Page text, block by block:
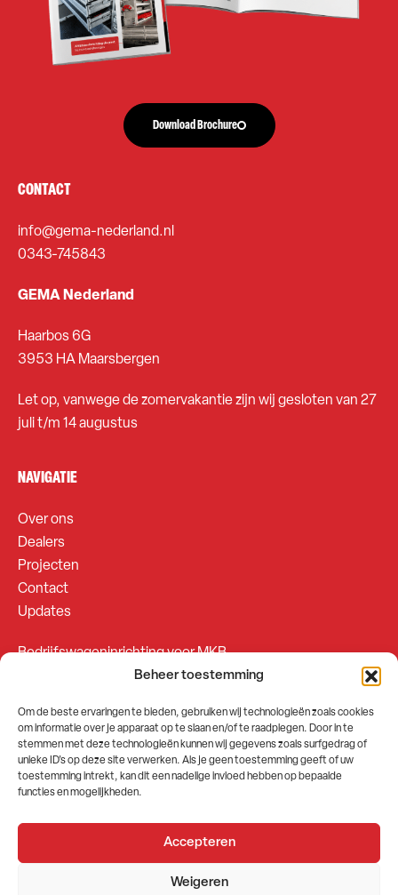
Beheer toestemming
Om de beste ervaringen te bieden, gebruiken wij technologieën zoals cookies
om informatie over je apparaat op te slaan en/of te raadplegen. Door in te
stemmen met deze technologieën kunnen wij gegevens zoals surfgedrag of
unieke ID's op deze site verwerken. Als je geen toestemming geeft of uw
toestemming intrekt, kan dit een nadelige invloed hebben op bepaalde
functies en mogelijkheden.
Accepteren
Weigeren
Download Brochure
CONTACT
info@gema-nederland.nl
0343-745843
GEMA Nederland
Haarbos 6G
3953 HA Maarsbergen
Let op, vanwege de zomervakantie zijn wij gesloten van 27
juli t/m 14 augustus
NAVIGATIE
Over ons
Dealers
Projecten
Contact
Updates
Bedrijfswageninrichting voor MKB
Bedrijfswageninrichting voor Fleetsales
SOCIALS